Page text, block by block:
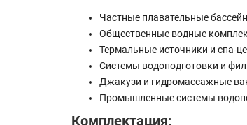
Частные плавательные
Общественные водные
Термальные источники и спа-
Системы водоподготовки и
Джакузи и гидромассажные
Промышленные системы
Комплектация: